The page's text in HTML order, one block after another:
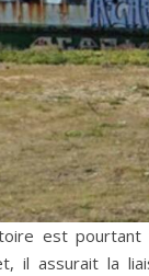
est pourtant
il assurait la